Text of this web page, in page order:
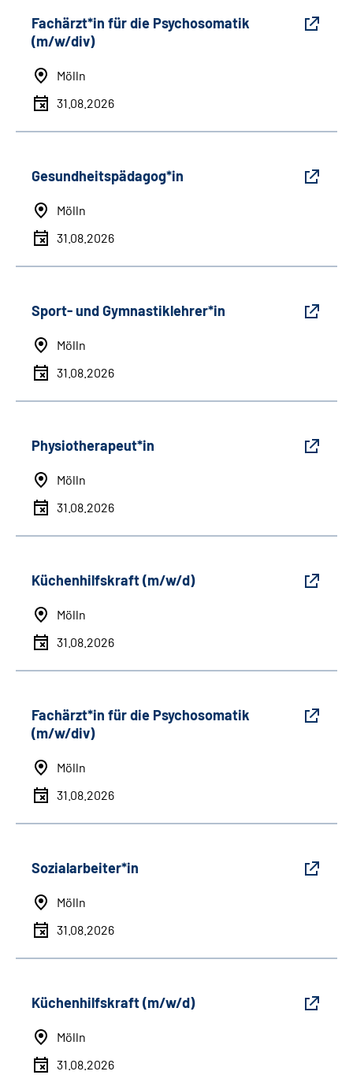
Fachärzt*in für die Psychosomatik
(m/w/div)
Mölln
31.08.2026
Gesundheitspädagog*in
Mölln
31.08.2026
Sport- und Gymnastiklehrer*in
Mölln
31.08.2026
Physiotherapeut*in
Mölln
31.08.2026
Küchenhilfskraft (m/w/d)
Mölln
31.08.2026
Fachärzt*in für die Psychosomatik
(m/w/div)
Mölln
31.08.2026
Sozialarbeiter*in
Mölln
31.08.2026
Küchenhilfskraft (m/w/d)
Mölln
31.08.2026